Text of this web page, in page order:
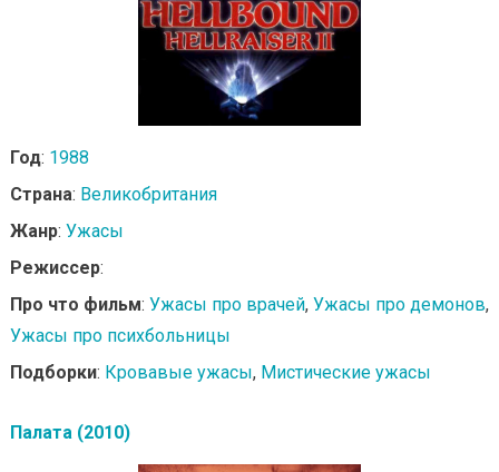
Год: 1988
Страна: Великобритания
Жанр: Ужасы
Режиссер:
Про что фильм: Ужасы про врачей, Ужасы про демонов,
Ужасы про психбольницы
Подборки: Кровавые ужасы, Мистические ужасы
Палата (2010)